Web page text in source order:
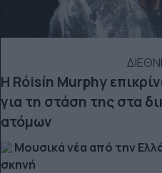
Η Róisín Murphy
για τη στάση της στα
ατόμων
Μουσικά νέα από την
σκηνή